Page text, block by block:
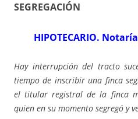
SEGREGACIÓN
HIPOTECARIO.
Hay interrupción del tracto
tiempo de inscribir una finca
el titular registral de la finca
quien en su momento segregó y